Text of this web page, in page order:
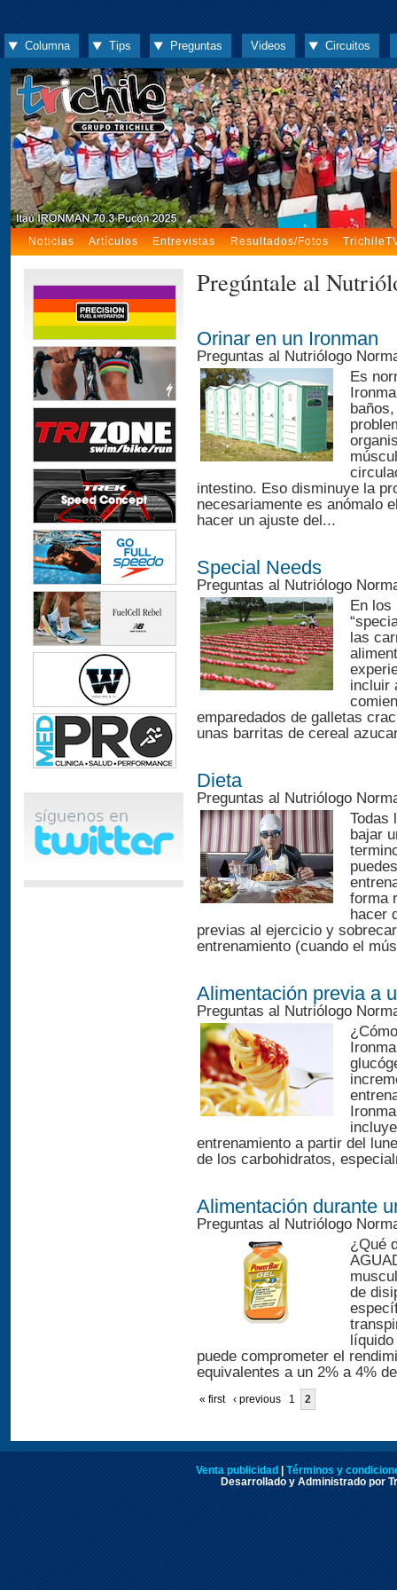
Columna Tips Preguntas Videos Circuitos
Noticias Artículos Entrevistas Resultados/Fotos
Pregúntale al
Orinar en un Ironman
Preguntas al Nutriólogo
Es
intestino. Eso disminuye la
necesariamente es anómalo
hacer un ajuste del...
Special Needs
Preguntas al Nutriólogo
En los
las
incluir
emparedados de galletas
unas barritas de cereal
Dieta
Preguntas al Nutriólogo
Todas
bajar
forma
hacer
previas al ejercicio y
entrenamiento (cuando el
Alimentación previa a
Preguntas al Nutriólogo
entrenamiento a partir del
de los carbohidratos,
Alimentación durante
Preguntas al Nutriólogo
¿Qué
de
puede comprometer el
equivalentes a un 2% a 4%
« first ‹ previous 1 2
Venta publicidad
Términos y
Desarrollado y Administrado por